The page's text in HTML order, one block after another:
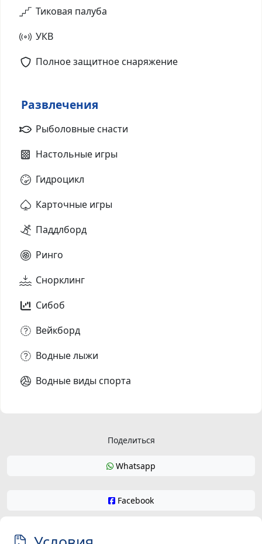
Тиковая палуба
УКВ
Полное защитное снаряжение
Развлечения
Рыболовные снасти
Настольные игры
Гидроцикл
Карточные игры
Паддлборд
Ринго
Снорклинг
Сибоб
Вейкборд
Водные лыжи
Водные виды спорта
Поделиться
Whatsapp
Facebook